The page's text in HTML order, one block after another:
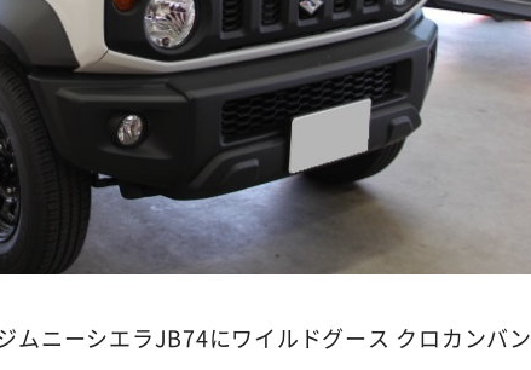
ムニーシエラJB74にワイルドグース クロカンバン